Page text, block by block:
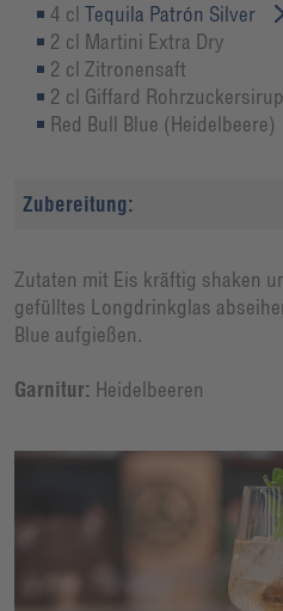
4 cl Tequila Patrón Silver
2 cl Martini Extra Dry
2 cl Zitronensaft
2 cl Giffard Rohrzuckersirup
Red Bull Blue (Heidelbeere)
Zubereitung:
Zutaten mit Eis kräftig shaken
gefülltes Longdrinkglas
Blue aufgießen.
Garnitur: Heidelbeeren